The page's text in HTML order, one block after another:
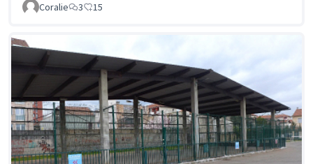
Coralie 3 15